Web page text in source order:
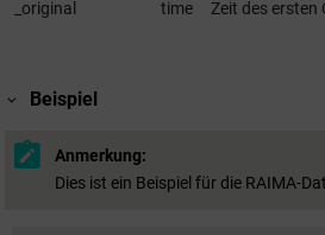
_original time Zeit des ersten
Beispiel
Anmerkung:
Dies ist ein Beispiel für die RAIMA-